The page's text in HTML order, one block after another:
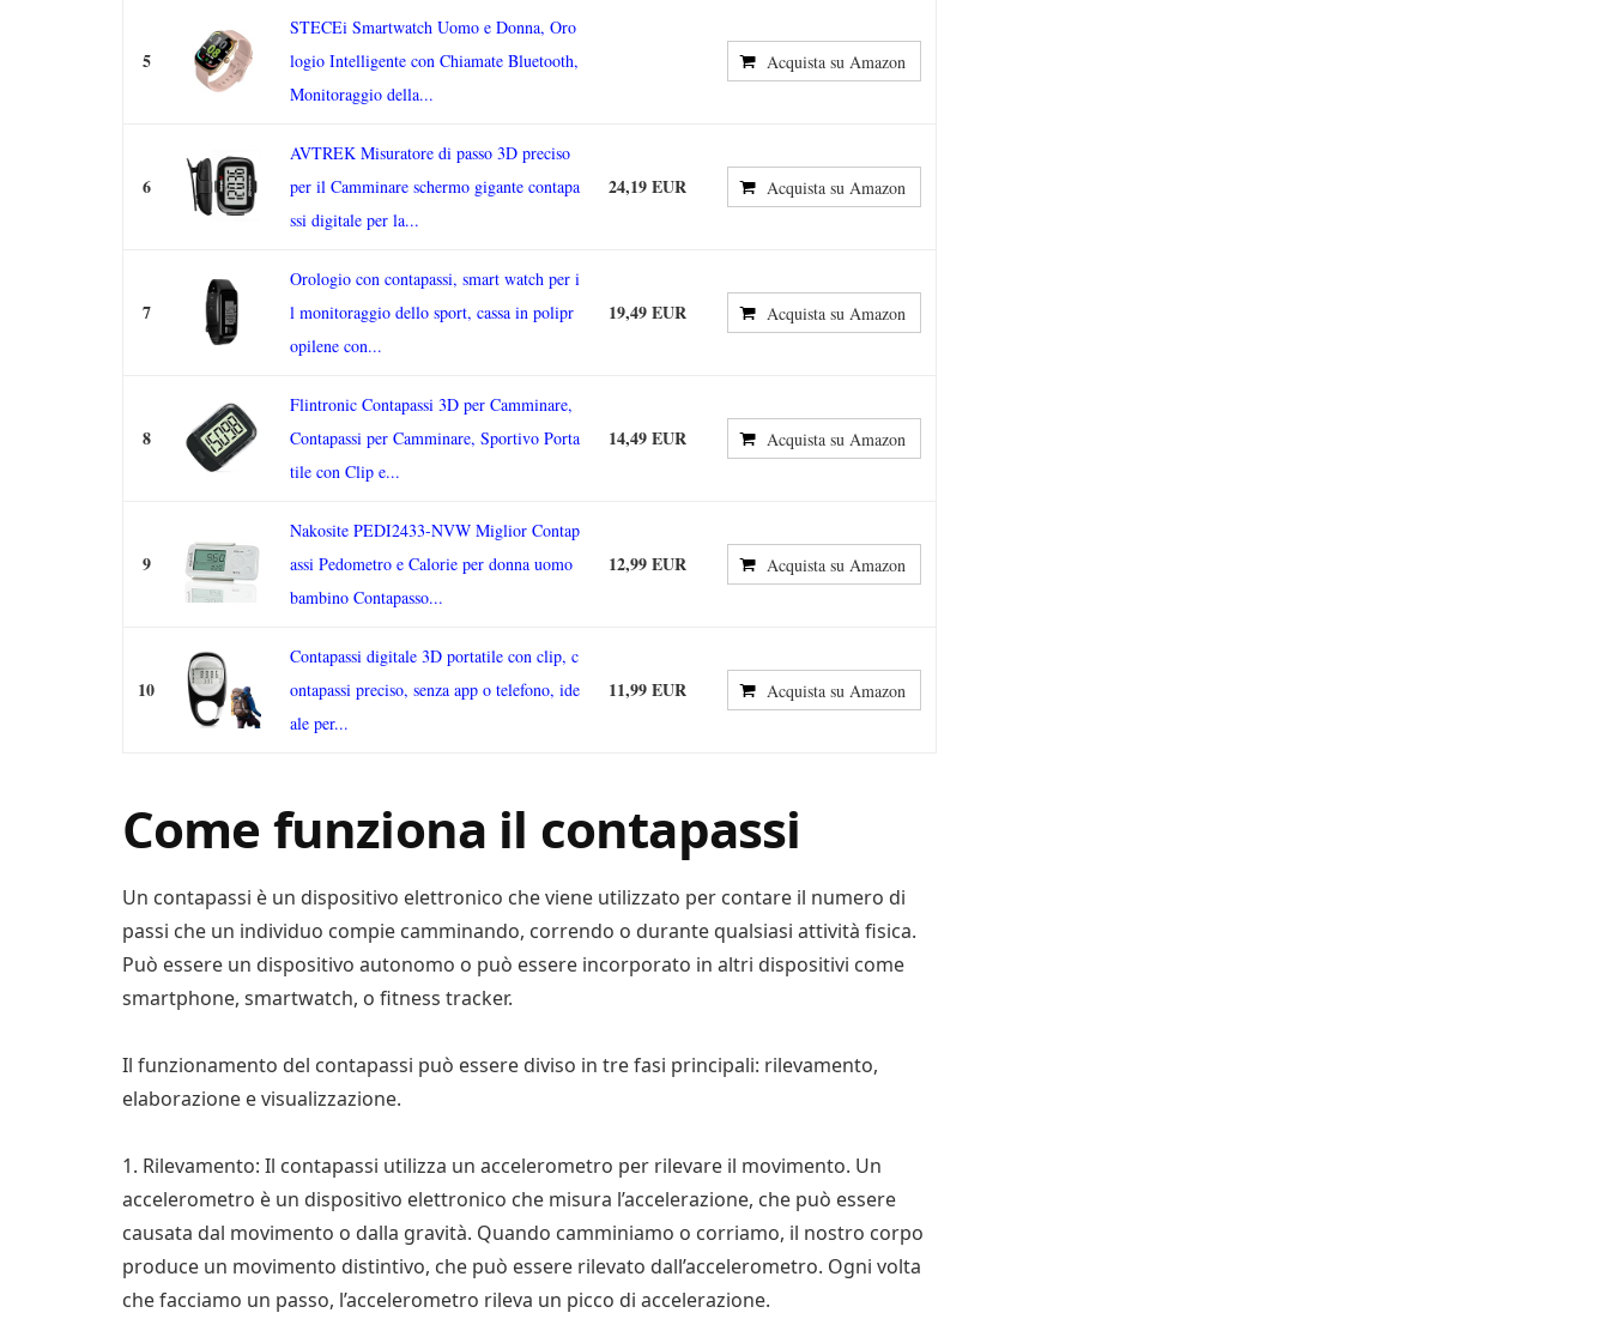
5
STECEi Smartwatch Uomo e Donna, Oro
logio Intelligente con Chiamate Bluetooth,
Monitoraggio della...
Acquista su Amazon
6
AVTREK Misuratore di passo 3D preciso
per il Camminare schermo gigante contapa
ssi digitale per la...
24,19 EUR Acquista su Amazon
7
Orologio con contapassi, smart watch per i
l monitoraggio dello sport, cassa in polipr
opilene con...
19,49 EUR Acquista su Amazon
8
Flintronic Contapassi 3D per Camminare,
Contapassi per Camminare, Sportivo Porta
tile con Clip e...
14,49 EUR Acquista su Amazon
9
Nakosite PEDI2433-NVW Miglior Contap
assi Pedometro e Calorie per donna uomo
bambino Contapasso...
12,99 EUR Acquista su Amazon
10
Contapassi digitale 3D portatile con clip, c
ontapassi preciso, senza app o telefono, ide
ale per...
11,99 EUR Acquista su Amazon
Come funziona il contapassi
Un contapassi è un dispositivo elettronico che viene utilizzato per contare il numero di
passi che un individuo compie camminando, correndo o durante qualsiasi attività fisica.
Può essere un dispositivo autonomo o può essere incorporato in altri dispositivi come
smartphone, smartwatch, o fitness tracker.
Il funzionamento del contapassi può essere diviso in tre fasi principali: rilevamento,
elaborazione e visualizzazione.
1. Rilevamento: Il contapassi utilizza un accelerometro per rilevare il movimento. Un
accelerometro è un dispositivo elettronico che misura l’accelerazione, che può essere
causata dal movimento o dalla gravità. Quando camminiamo o corriamo, il nostro corpo
produce un movimento distintivo, che può essere rilevato dall’accelerometro. Ogni volta
che facciamo un passo, l’accelerometro rileva un picco di accelerazione.